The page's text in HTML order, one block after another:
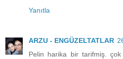
Yanıtla
ARZU - ENGÜZELTATLAR
Pelin harika bir tarifmiş.